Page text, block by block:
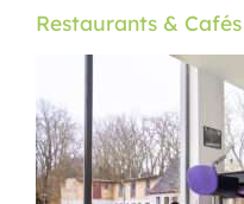
Restaurants & Cafés